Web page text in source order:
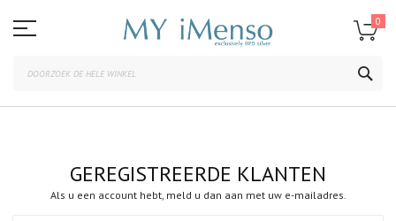
naar
de
0
GEREGISTREERDE KLANTEN
Als u een account hebt, meld u dan aan met uw e-mailadres.